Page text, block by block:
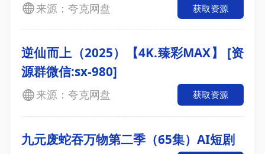
来源：夸克网盘 获取资源
逆仙而上（2025）【4K.臻彩MAX】 [资
源群微信:sx-980]
来源：夸克网盘 获取资源
九元废蛇吞万物第二季（65集）AI短剧